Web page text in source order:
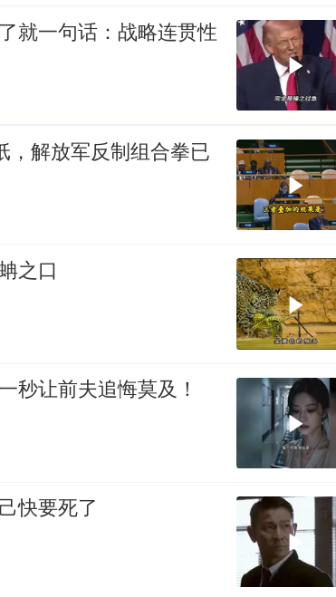
就一句话：战略连贯性
，解放军反制组合拳已
之口
秒让前夫追悔莫及！
快要死了